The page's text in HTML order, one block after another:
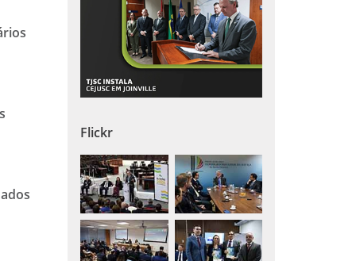
Flickr